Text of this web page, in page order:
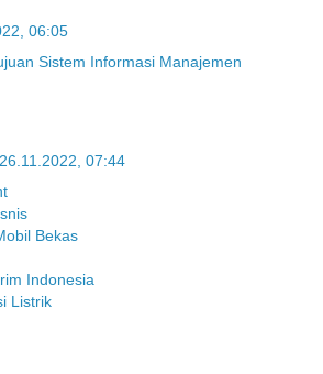
06:05
Sistem Informasi Manajemen
26.11.2022, 07:44
Bekas
Indonesia
Listrik